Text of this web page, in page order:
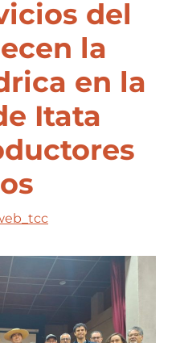
del
la
en la
Itata